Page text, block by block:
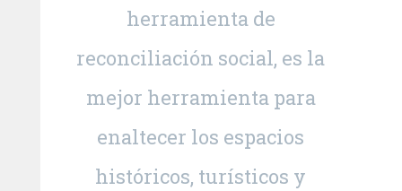
herramienta de
reconciliación social, es la
mejor herramienta para
enaltecer los espacios
históricos, turísticos y